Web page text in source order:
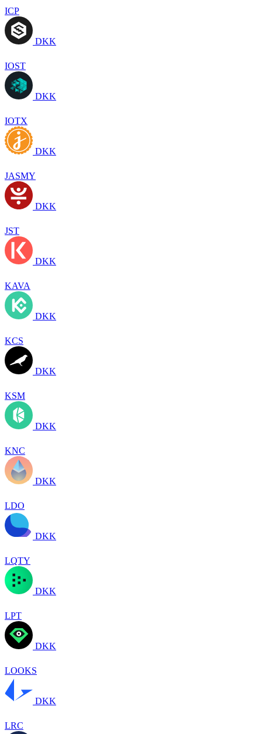
ICP
DKK
IOST
DKK
IOTX
DKK
JASMY
DKK
JST
DKK
KAVA
DKK
KCS
DKK
KSM
DKK
KNC
DKK
LDO
DKK
LQTY
DKK
LPT
DKK
LOOKS
DKK
LRC